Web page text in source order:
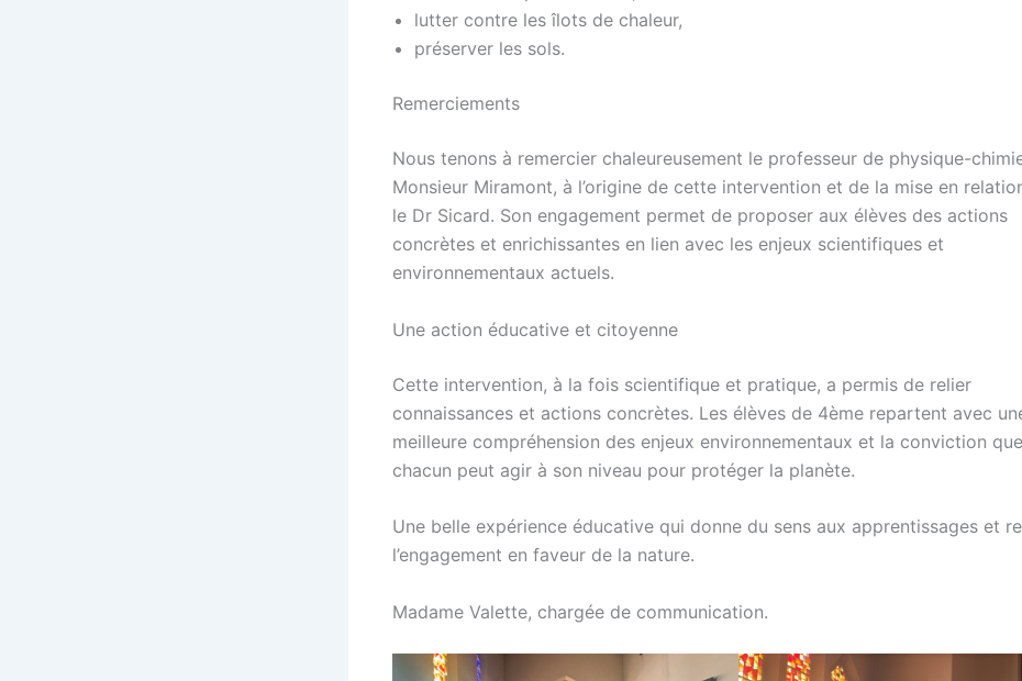
lutter contre les îlots de chaleur,
préserver les sols.
Remerciements
Nous tenons à remercier chaleureusement le professeur de physique-
Monsieur Miramont, à l’origine de cette intervention et de la mise en
le Dr Sicard. Son engagement permet de proposer aux élèves des actions
concrètes et enrichissantes en lien avec les enjeux scientifiques et
environnementaux actuels.
Une action éducative et citoyenne
Cette intervention, à la fois scientifique et pratique, a permis de relier
connaissances et actions concrètes. Les élèves de 4ème repartent avec
meilleure compréhension des enjeux environnementaux et la conviction que
chacun peut agir à son niveau pour protéger la planète.
Une belle expérience éducative qui donne du sens aux apprentissages et
l’engagement en faveur de la nature.
Madame Valette, chargée de communication.